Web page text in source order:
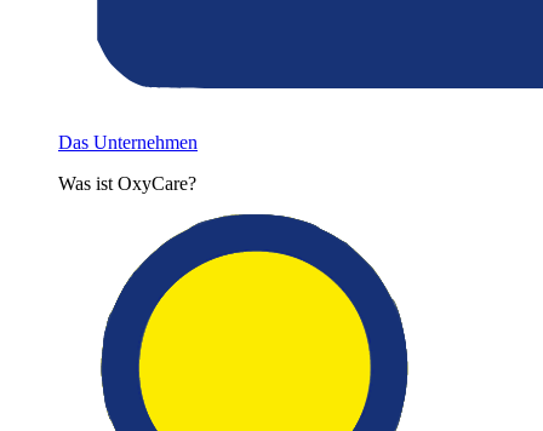
Das Unternehmen
Was ist OxyCare?